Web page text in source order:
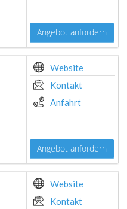
Angebot anfordern
Website
Kontakt
Anfahrt
Angebot anfordern
Website
Kontakt